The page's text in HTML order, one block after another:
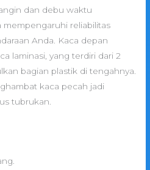
dan debu waktu
mempengaruhi reliabilitas
Anda. Kaca depan
laminasi, yang terdiri dari 2
bagian plastik di tengahnya.
kaca pecah jadi
tubrukan.